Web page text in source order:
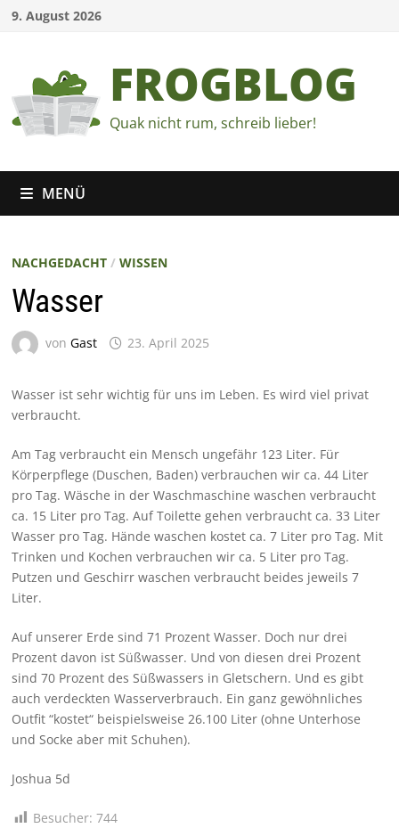
Zum9. August 2026
FROGBLOG
Quak nicht rum, schreib lieber!
MENÜ
NACHGEDACHT/ WISSEN
Wasser
von Gast 23. April 2025
Wasser ist sehr wichtig für uns im Leben. Es wird viel privat
verbraucht.
Am Tag verbraucht ein Mensch ungefähr 123 Liter. Für
Körperpflege (Duschen, Baden) verbrauchen wir ca. 44 Liter
pro Tag. Wäsche in der Waschmaschine waschen verbraucht
ca. 15 Liter pro Tag. Auf Toilette gehen verbraucht ca. 33 Liter
Wasser pro Tag. Hände waschen kostet ca. 7 Liter pro Tag. Mit
Trinken und Kochen verbrauchen wir ca. 5 Liter pro Tag.
Putzen und Geschirr waschen verbraucht beides jeweils 7
Liter.
Auf unserer Erde sind 71 Prozent Wasser. Doch nur drei
Prozent davon ist Süßwasser. Und von diesen drei Prozent
sind 70 Prozent des Süßwassers in Gletschern. Und es gibt
auch verdeckten Wasserverbrauch. Ein ganz gewöhnliches
Outfit “kostet“ beispielsweise 26.100 Liter (ohne Unterhose
und Socke aber mit Schuhen).
Joshua 5d
Besucher: 744